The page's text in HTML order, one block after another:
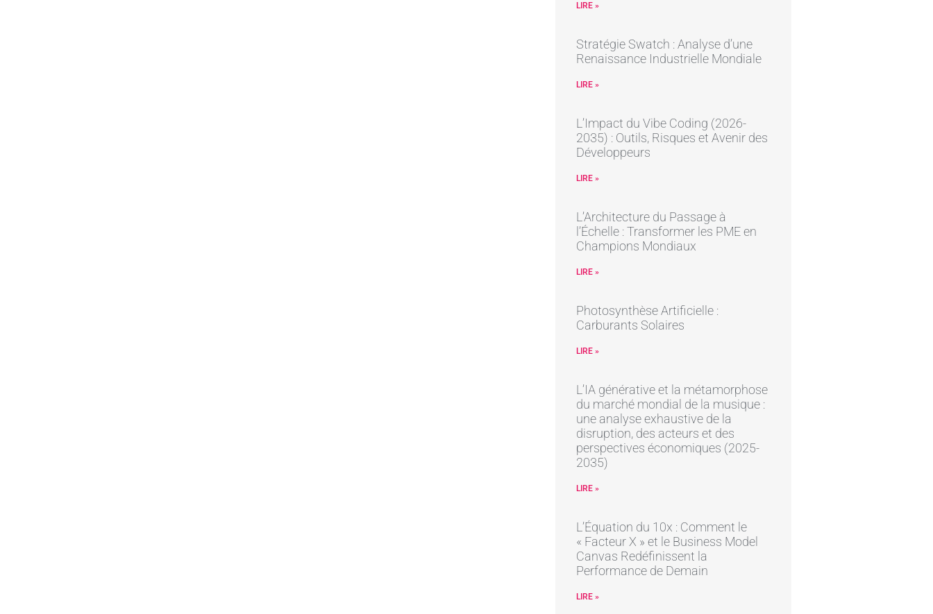
LIRE »
Stratégie Swatch : Analyse d’une
Renaissance Industrielle Mondiale
LIRE »
L’Impact du Vibe Coding (2026-
2035) : Outils, Risques et Avenir des
Développeurs
LIRE »
L’Architecture du Passage à
l’Échelle : Transformer les PME en
Champions Mondiaux
LIRE »
Photosynthèse Artificielle :
Carburants Solaires
LIRE »
L’IA générative et la métamorphose
du marché mondial de la musique :
une analyse exhaustive de la
disruption, des acteurs et des
perspectives économiques (2025-
2035)
LIRE »
L’Équation du 10x : Comment le
« Facteur X » et le Business Model
Canvas Redéfinissent la
Performance de Demain
LIRE »